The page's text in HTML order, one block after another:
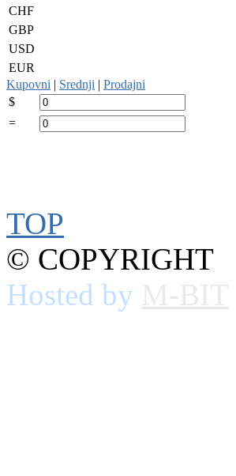
CHF
GBP
USD
EUR
Kupovni | Srednji | Prodajni
$
=
TOP
© COPYRIGHT
Hosted by